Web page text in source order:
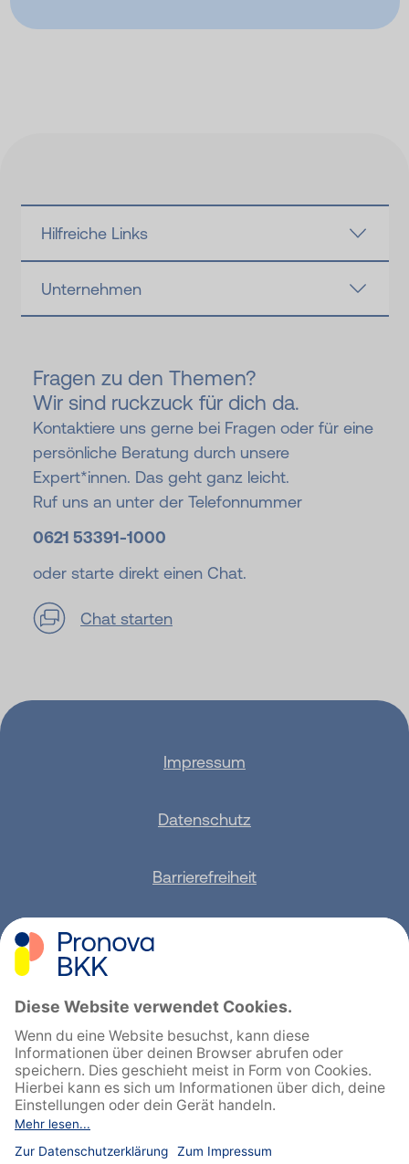
Hilfreiche Links
Unternehmen
Fragen zu den Themen?
Wir sind ruckzuck für dich da.
Kontaktiere uns gerne bei Fragen oder für eine
persönliche Beratung durch unsere
Expert*innen. Das geht ganz leicht.
Ruf uns an unter der Telefonnummer
0621 53391-1000
oder starte direkt einen Chat.
Chat starten
Impressum
Datenschutz
Barrierefreiheit
English
Cookie-Einstellungen